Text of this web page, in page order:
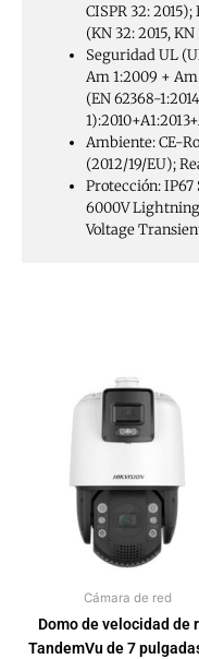
Cámara de red
Domo de velocidad de
TandemVu de 7
CISPR 32: 2015);
(KN 32: 2015, KN
SeguridadUL
Am 1:2009 + Am
(EN 62368-
Ambiente:CE-
(2012/19/EU);
Protección:IP67
6000V
Voltage